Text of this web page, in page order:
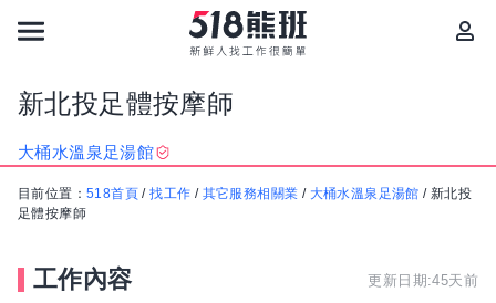
新北投足體按摩師
大桶水溫泉足湯館
目前位置： 518首頁 /找工作 / 其它服務相關業 / 大桶水溫泉足湯館 /新北投
足體按摩師
工作內容 更新日期:45天前